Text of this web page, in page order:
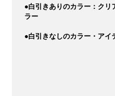
●白引きありのカラー：クリ
ラー
●白引きなしのカラー・アイ